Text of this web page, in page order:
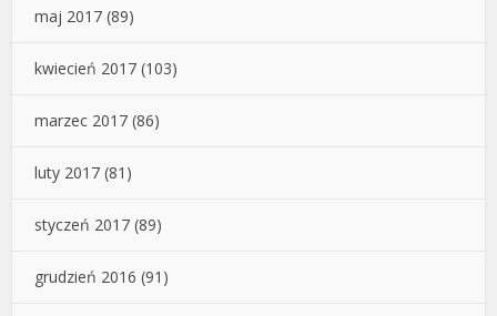
maj 2017 (89)
kwiecień 2017 (103)
marzec 2017 (86)
luty 2017 (81)
styczeń 2017 (89)
grudzień 2016 (91)